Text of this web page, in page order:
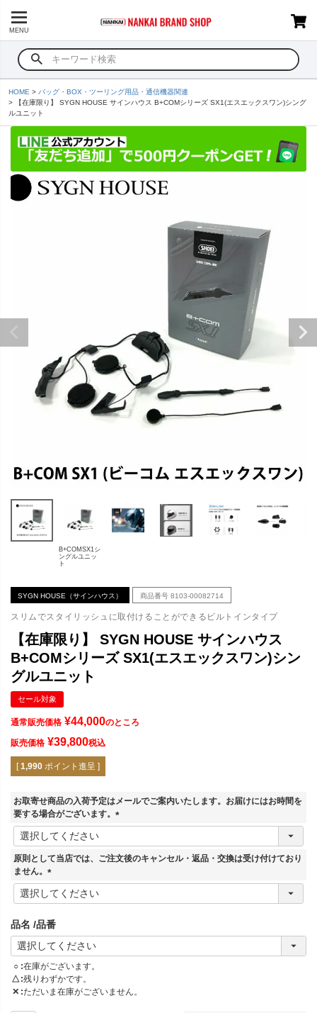
MENU
HOME
バッグ・BOX・ツーリング用品・通信機器関連
【在庫限り】 SYGN HOUSE サインハウス B+COMシリーズ SX1(エスエックスワン)シング
ルユニット
B+COMSX1シ
ングルユニッ
ト
SYGN HOUSE（サインハウス） 商品番号 8103-00082714
スリムでスタイリッシュに取付けることができるビルトインタイプ
【在庫限り】 SYGN HOUSE サインハウス
B+COMシリーズ SX1(エスエックスワン)シン
グルユニット
セール対象
通常販売価格 ¥44,000のところ
販売価格 ¥39,800税込
[ 1,990 ポイント進呈 ]
お取寄せ商品の入荷予定はメールでご案内いたします。お届けにはお時間を
要する場合がございます。
(
須
原則として当店では、ご注文後のキャンセル・返品・交換は受け付けており
ません。
(
必
)
品名 品番
○ 在庫がございます。
△ 残りわずかです。
✕ ただいま在庫がございません。